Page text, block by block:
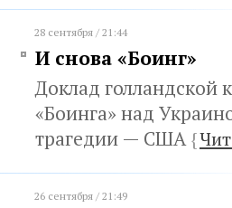
28 сентября / 21:44
И снова «Боинг»
Доклад голландской
«Боинга» над
трагедии — США{
26 сентября / 21:49